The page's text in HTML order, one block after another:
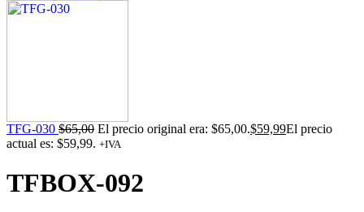
TFG-030 $65,00 El precio original era: $65,00.$59,99El precio
actual es: $59,99. +IVA
TFBOX-092